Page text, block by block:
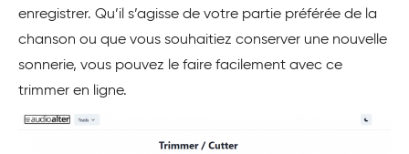
enregistrer. Qu’il s’agisse de votre partie préférée de la
chanson ou que vous souhaitiez conserver une nouvelle
sonnerie, vous pouvez le faire facilement avec ce
trimmer en ligne.